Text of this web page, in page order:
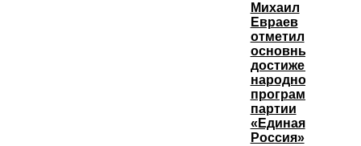
Михаил
Евраев
отметил
основные
достижения
народной
программы
партии
«Единая
Россия»